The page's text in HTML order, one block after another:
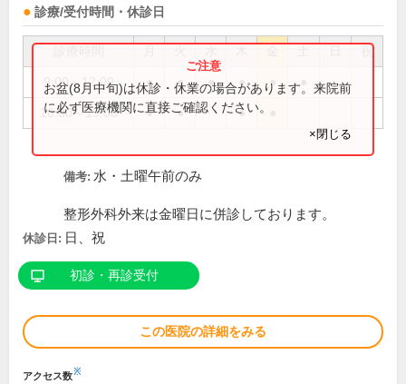
診療/受付時間・休診日
祝
9:00～12:00 ● ● ● ● ●
16:00～19:00 ● ● ●
お盆(8月中旬)は休診・休業の場合があります。来院前
に必ず医療機関に直接ご確認ください。
×閉じる
備考: 水・土曜午前のみ
整形外科外来は金曜日に併診しております。
休診日: 日、祝
初診・再診受付
この医院の詳細をみる
アクセス数※